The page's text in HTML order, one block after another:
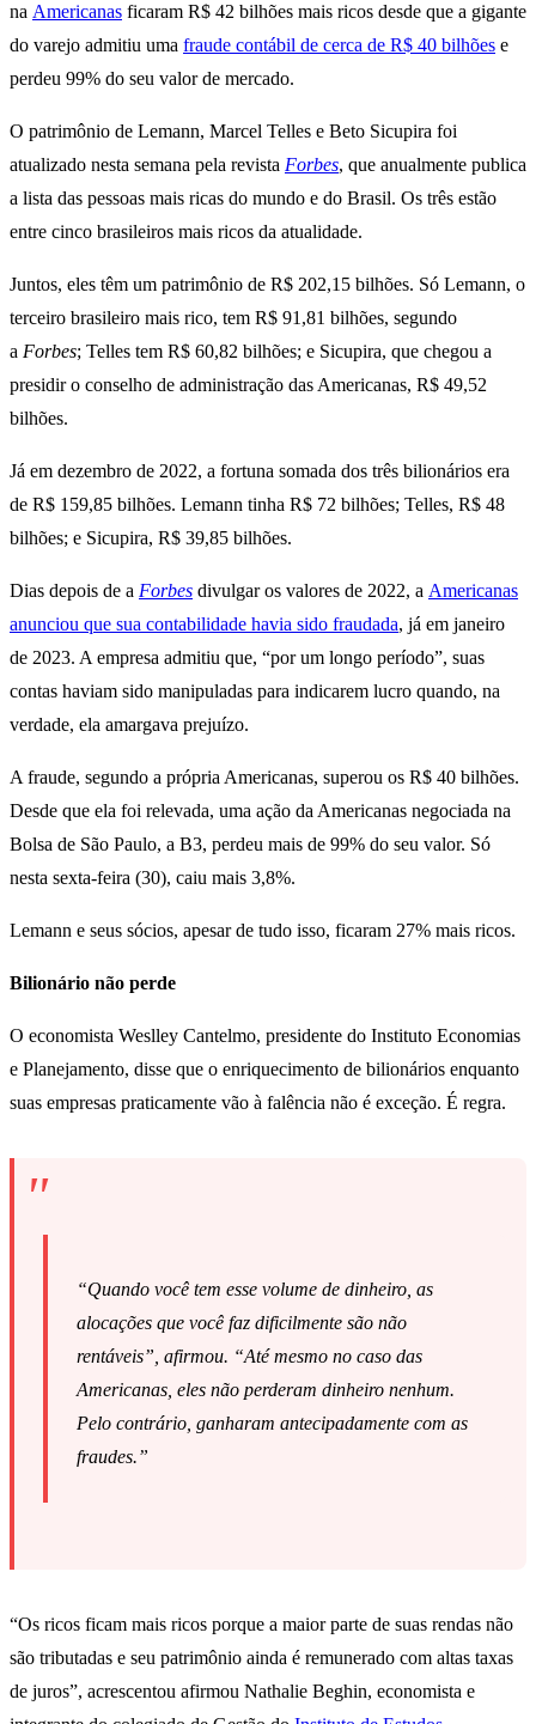
na Americanas ficaram R$ 42 bilhões mais ricos desde que a gigante
do varejo admitiu uma fraude contábil de cerca de R$ 40 bilhões e
perdeu 99% do seu valor de mercado.
O patrimônio de Lemann, Marcel Telles e Beto Sicupira foi
atualizado nesta semana pela revista Forbes, que anualmente publica
a lista das pessoas mais ricas do mundo e do Brasil. Os três estão
entre cinco brasileiros mais ricos da atualidade.
Juntos, eles têm um patrimônio de R$ 202,15 bilhões. Só Lemann, o
terceiro brasileiro mais rico, tem R$ 91,81 bilhões, segundo
a Forbes; Telles tem R$ 60,82 bilhões; e Sicupira, que chegou a
presidir o conselho de administração das Americanas, R$ 49,52
bilhões.
Já em dezembro de 2022, a fortuna somada dos três bilionários era
de R$ 159,85 bilhões. Lemann tinha R$ 72 bilhões; Telles, R$ 48
bilhões; e Sicupira, R$ 39,85 bilhões.
Dias depois de a Forbes divulgar os valores de 2022, a Americanas
anunciou que sua contabilidade havia sido fraudada, já em janeiro
de 2023. A empresa admitiu que, “por um longo período”, suas
contas haviam sido manipuladas para indicarem lucro quando, na
verdade, ela amargava prejuízo.
A fraude, segundo a própria Americanas, superou os R$ 40 bilhões.
Desde que ela foi relevada, uma ação da Americanas negociada na
Bolsa de São Paulo, a B3, perdeu mais de 99% do seu valor. Só
nesta sexta-feira (30), caiu mais 3,8%.
Lemann e seus sócios, apesar de tudo isso, ficaram 27% mais ricos.
Bilionário não perde
O economista Weslley Cantelmo, presidente do Instituto Economias
e Planejamento, disse que o enriquecimento de bilionários enquanto
suas empresas praticamente vão à falência não é exceção. É regra.
“Quando você tem esse volume de dinheiro, as
alocações que você faz dificilmente são não
rentáveis”, afirmou. “Até mesmo no caso das
Americanas, eles não perderam dinheiro nenhum.
Pelo contrário, ganharam antecipadamente com as
fraudes.”
“Os ricos ficam mais ricos porque a maior parte de suas rendas não
são tributadas e seu patrimônio ainda é remunerado com altas taxas
de juros”, acrescentou afirmou Nathalie Beghin, economista e